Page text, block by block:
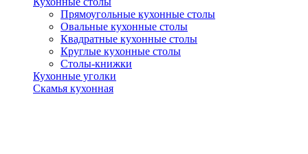
Прямоугольные кухонные столы
Овальные кухонные столы
Квадратные кухонные столы
Круглые кухонные столы
Столы-книжки
Кухонные уголки
Скамья кухонная